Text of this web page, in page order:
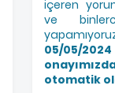
içeren
ve
05/05/
otomatik